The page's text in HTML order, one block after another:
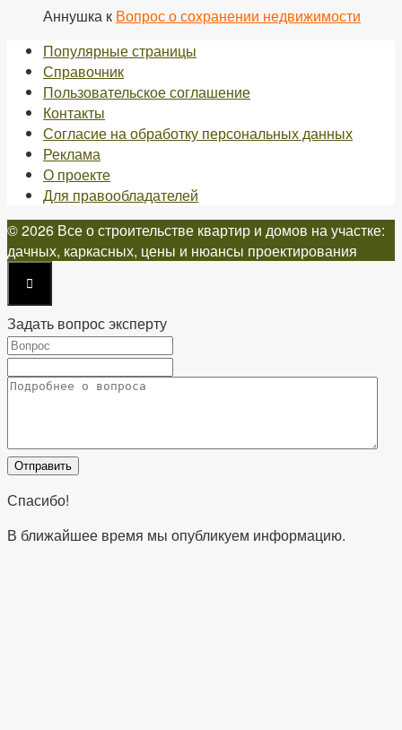
Аннушка к Вопрос о сохранении недвижимости
Популярные страницы
Справочник
Пользовательское соглашение
Контакты
Согласие на обработку персональных данных
Реклама
О проекте
Для правообладателей
© 2026 Все о строительстве квартир и домов на участке:
дачных, каркасных, цены и нюансы проектирования
Задать вопрос эксперту
Спасибо!
В ближайшее время мы опубликуем информацию.